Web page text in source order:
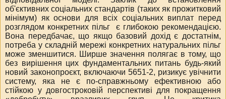
об'єктивних соціальних стандартів (таких як прожитковий
мінімум) як основи для всіх соціальних виплат перед
розглядом конкретних пільг
є глибокою рекомендацією.
Вона передбачає, що якщо базовий дохід є достатнім,
потреба у складній мережі конкретних натуральних пільг
може зменшитися. Ширше значення полягає в тому, що
без вирішення цих фундаментальних питань будь-який
новий законопроєкт, включаючи 5651-2, ризикує увічнити
систему, яка не є по-справжньому ефективною або
стійкою у довгостроковій перспективі для покращення